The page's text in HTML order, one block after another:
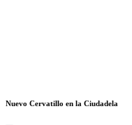
Nuevo Cervatillo en la Ciudadela